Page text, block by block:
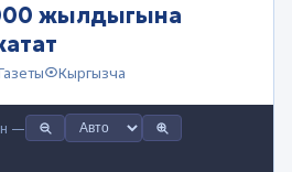
жылдыгына
Кыргызча
—